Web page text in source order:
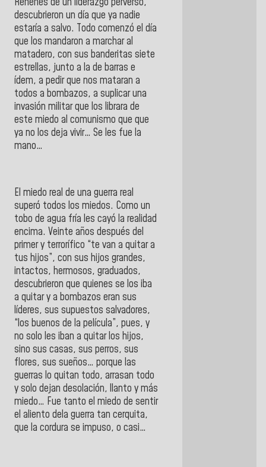
descubrieron un día que ya nadie
estaría a salvo. Todo comenzó el día
que los mandaron a marchar al
matadero, con sus banderitas siete
estrellas, junto a la de barras e
ídem, a pedir que nos mataran a
todos a bombazos, a suplicar una
invasión militar que los librara de
este miedo al comunismo que que
ya no los deja vivir… Se les fue la
mano…
El miedo real de una guerra real
superó todos los miedos. Como un
tobo de agua fría les cayó la realidad
encima. Veinte años después del
primer y terrorífico “te van a quitar a
tus hijos”, con sus hijos grandes,
intactos, hermosos, graduados,
descubrieron que quienes se los iba
a quitar y a bombazos eran sus
líderes, sus supuestos salvadores,
“los buenos de la película”, pues, y
no solo les iban a quitar los hijos,
sino sus casas, sus perros, sus
flores, sus sueños… porque las
guerras lo quitan todo, arrasan todo
y solo dejan desolación, llanto y más
miedo… Fue tanto el miedo de sentir
el aliento dela guerra tan cerquita,
que la cordura se impuso, o casi…